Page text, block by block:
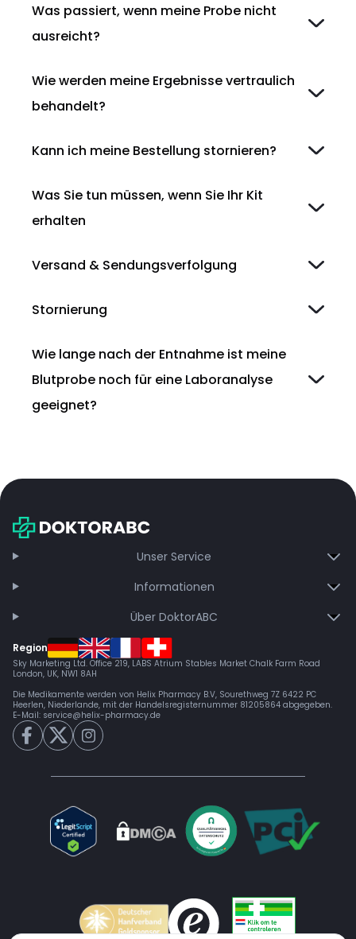
Was passiert, wenn meine Probe nicht
ausreicht?
Wie werden meine Ergebnisse vertraulich
behandelt?
Kann ich meine Bestellung stornieren?
Was Sie tun müssen, wenn Sie Ihr Kit
erhalten
Versand & Sendungsverfolgung
Stornierung
Wie lange nach der Entnahme ist meine
Blutprobe noch für eine Laboranalyse
geeignet?
Unser Service
Informationen
Über DoktorABC
Region
Sky Marketing Ltd. Office 219, LABS Atrium Stables Market Chalk Farm Road
London, UK, NW1 8AH
Die Medikamente werden von Helix Pharmacy B.V, Sourethweg 7Z 6422 PC
Heerlen, Niederlande, mit der Handelsregisternummer 81205864 abgegeben.
E-Mail: service@helix-pharmacy.de